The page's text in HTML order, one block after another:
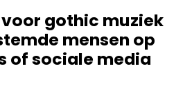
gothic muziek
mensen op
of sociale media